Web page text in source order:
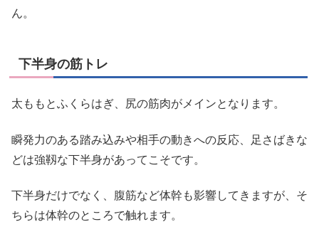
ん。
下半身の筋トレ
太ももとふくらはぎ、尻の筋肉がメインとなります。
瞬発力のある踏み込みや相手の動きへの反応、足さばきな
どは強靱な下半身があってこそです。
下半身だけでなく、腹筋など体幹も影響してきますが、そ
ちらは体幹のところで触れます。